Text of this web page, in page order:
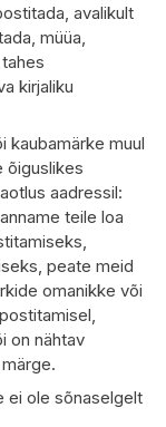
avalikult
müüa,
kirjaliku
kaubamärke muul
õiguslikes
aadressil:
teile loa
peate meid
omanikke või
on nähtav
ei ole sõnaselgelt